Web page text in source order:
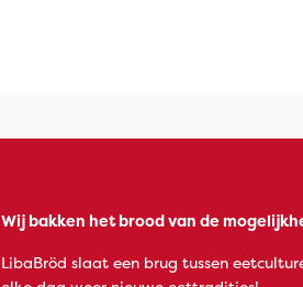
Wij bakken het brood van de
LibaBröd slaat een brug tussen